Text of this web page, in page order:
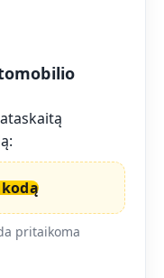
ataskaitą
pritaikoma